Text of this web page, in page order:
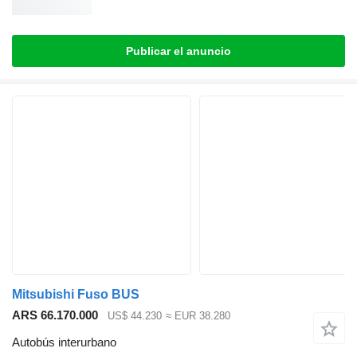
Publicar el anuncio
Mitsubishi Fuso BUS
ARS 66.170.000
US$ 44.230 ≈ EUR 38.280
Autobús interurbano